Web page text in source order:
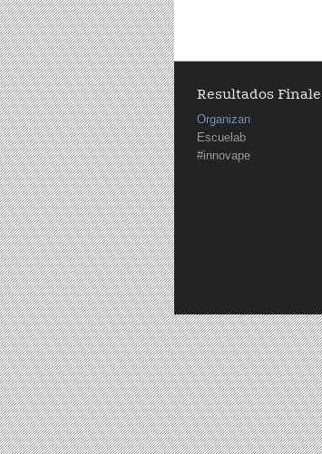
Resultados
Organizan
Escuelab
#innovape